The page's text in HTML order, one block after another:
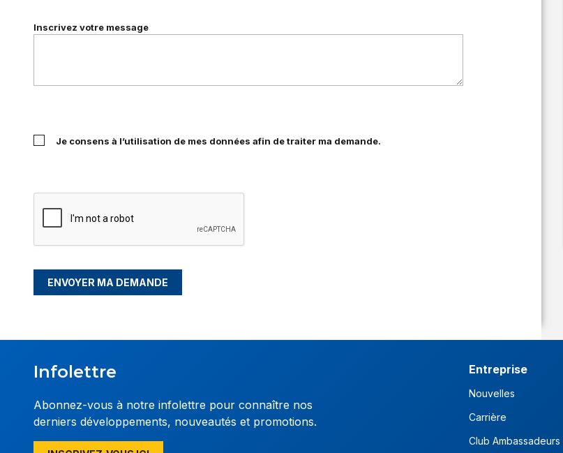
Inscrivez votre message
Je consens à l’utilisation de mes données afin de traiter ma demande.
ENVOYER MA DEMANDE
Infolettre
Abonnez-vous à notre infolettre pour connaître nos
derniers développements, nouveautés et promotions.
Entreprise
Nouvelles
Carrière
Club Ambassadeurs